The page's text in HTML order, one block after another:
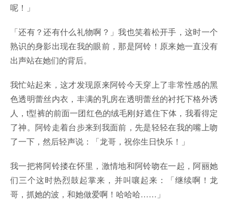
呢！」
「还有？还有什么礼物啊？」我也笑着松开手，这时一个
熟识的身影出现在我的眼前，那是阿铃！原来她一直没有
出声站在她们的背后。
我忙站起来，这才发现原来阿铃今天穿上了非常性感的黑
色透明蕾丝内衣，丰满的乳房在透明蕾丝的衬托下格外诱
人，t型裤的前面一团红色的绒毛刚好遮住下体，我看得定
了神。阿铃走着台步来到我面前，先是轻轻在我的嘴上吻
了一下，然后轻声说：「龙哥，祝你生日快乐！」
我一把将阿铃搂在怀里，激情地和阿铃吻在一起，阿丽她
们三个这时热烈鼓起掌来，并叫嚷起来：「继续啊！龙
哥，抓她的波，和她做爱啊！哈哈哈……」